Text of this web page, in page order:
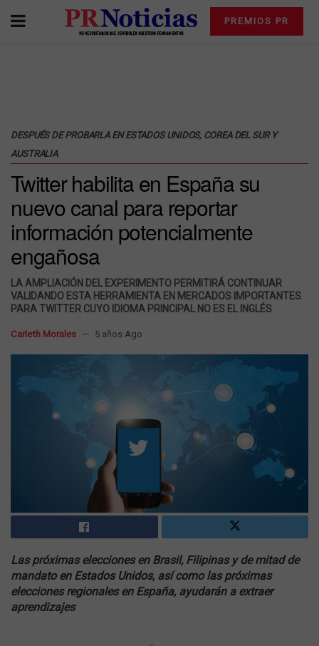
PREMIOS PR
DESPUÉS DE PROBARLA EN ESTADOS UNIDOS, COREA DEL SUR Y
AUSTRALIA
Twitter habilita en España su
nuevo canal para reportar
información potencialmente
engañosa
LA AMPLIACIÓN DEL EXPERIMENTO PERMITIRÁ CONTINUAR
VALIDANDO ESTA HERRAMIENTA EN MERCADOS IMPORTANTES
PARA TWITTER CUYO IDIOMA PRINCIPAL NO ES EL INGLÉS
Carleth Morales 5 años Ago
Las próximas elecciones en Brasil, Filipinas y de mitad de
mandato en Estados Unidos, así como las próximas
elecciones regionales en España, ayudarán a extraer
aprendizajes